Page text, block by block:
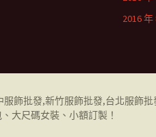
2016 年
服飾批發,新竹服飾批發,台北服飾批
大尺碼女裝、小額訂製！